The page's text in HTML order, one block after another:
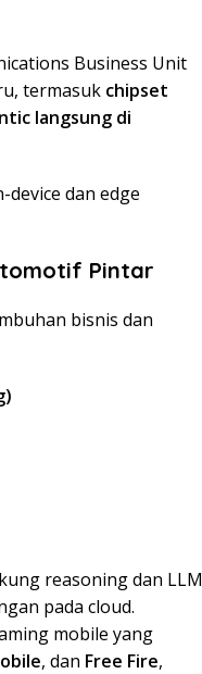
Business Unit
termasuk chipset
langsung di
dan edge
Pintar
bisnis dan
reasoning dan LLM
pada cloud.
mobile yang
, dan Free Fire,